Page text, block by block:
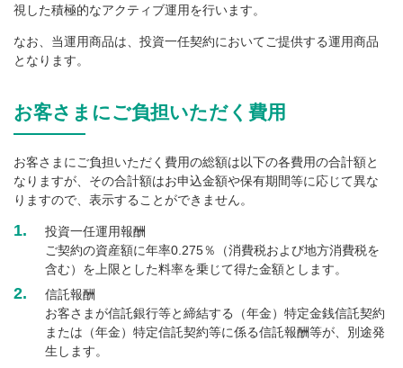
視した積極的なアクティブ運用を行います。
なお、当運用商品は、投資一任契約においてご提供する運用商品
となります。
お客さまにご負担いただく費用
お客さまにご負担いただく費用の総額は以下の各費用の合計額と
なりますが、その合計額はお申込金額や保有期間等に応じて異な
りますので、表示することができません。
1.
投資一任運用報酬
ご契約の資産額に年率0.275％（消費税および地方消費税を
含む）を上限とした料率を乗じて得た金額とします。
2.
信託報酬
お客さまが信託銀行等と締結する（年金）特定金銭信託契約
または（年金）特定信託契約等に係る信託報酬等が、別途発
生します。